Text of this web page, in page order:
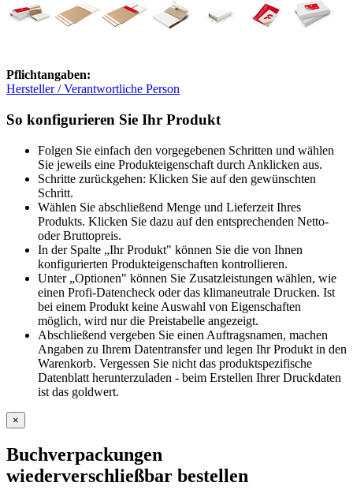
Pflichtangaben:
Hersteller / Verantwortliche Person
So konfigurieren Sie Ihr Produkt
Folgen Sie einfach den vorgegebenen Schritten und wählen
Sie jeweils eine Produkteigenschaft durch Anklicken aus.
Schritte zurückgehen: Klicken Sie auf den gewünschten
Schritt.
Wählen Sie abschließend Menge und Lieferzeit Ihres
Produkts. Klicken Sie dazu auf den entsprechenden Netto-
oder Bruttopreis.
In der Spalte „Ihr Produkt" können Sie die von Ihnen
konfigurierten Produkteigenschaften kontrollieren.
Unter „Optionen" können Sie Zusatzleistungen wählen, wie
einen Profi-Datencheck oder das klimaneutrale Drucken. Ist
bei einem Produkt keine Auswahl von Eigenschaften
möglich, wird nur die Preistabelle angezeigt.
Abschließend vergeben Sie einen Auftragsnamen, machen
Angaben zu Ihrem Datentransfer und legen Ihr Produkt in den
Warenkorb. Vergessen Sie nicht das produktspezifische
Datenblatt herunterzuladen - beim Erstellen Ihrer Druckdaten
ist das goldwert.
×
Buchverpackungen
wiederverschließbar bestellen